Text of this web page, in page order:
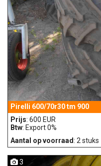
Pirelli 600/70r30 tm 900
Prijs: 600 EUR
Btw: Export 0%
Aantal op voorraad: 2 stuks
3